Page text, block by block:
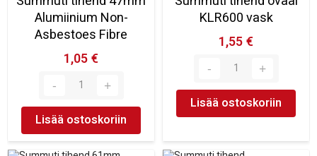
Alumiinium Non-
Asbestoes Fibre
1,05 €
Lisää ostoskoriin
KLR600 vask
1,55 €
Lisää ostoskoriin